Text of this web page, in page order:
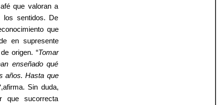
que valoran a
los sentidos. De
que
en supresente
origen. “Tomar
enseñado qué
años. Hasta que
Sin duda,
que sucorrecta